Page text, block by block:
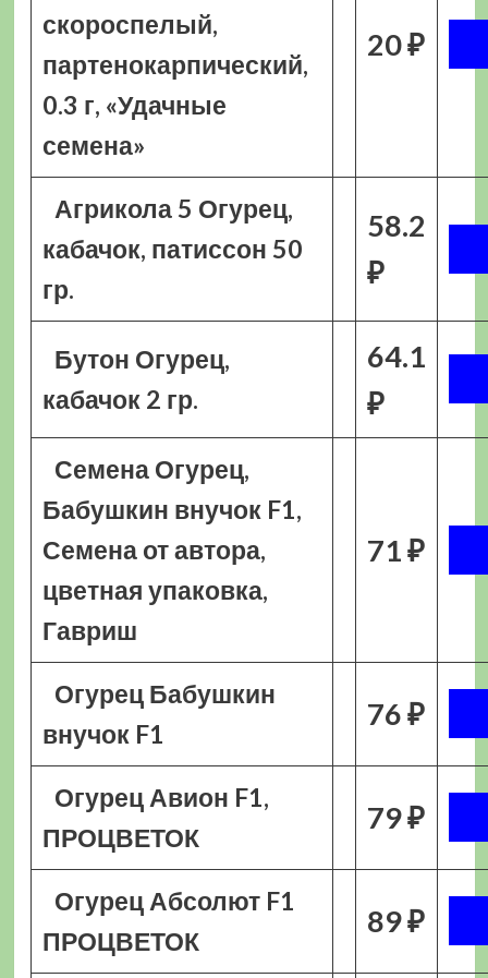
скороспелый,
партенокарпический,
0.3 г, «Удачные
семена»
20 ₽
Агрикола 5 Огурец,
кабачок, патиссон 50
гр.
58.2
₽
Бутон Огурец,
кабачок 2 гр.
64.1
₽
Семена Огурец,
Бабушкин внучок F1,
Семена от автора,
цветная упаковка,
Гавриш
71 ₽
Огурец Бабушкин
внучок F1
76 ₽
Огурец Авион F1,
ПРОЦВЕТОК
79 ₽
Огурец Абсолют F1
ПРОЦВЕТОК
89 ₽